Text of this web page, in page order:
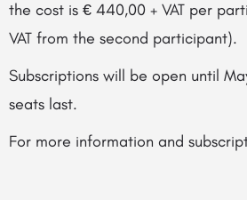
the cost is € 440,00 + VAT per
VAT from the second participant).
Subscriptions will be open until
seats last.
For more information and